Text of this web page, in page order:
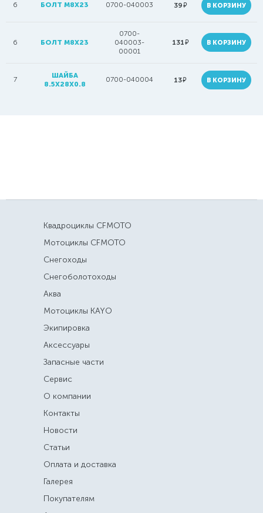
6 БОЛТ M8X23 0700-040003 39руб. В КОРЗИНУ
6 БОЛТ M8X23
0700-
040003-
00001
131руб. В КОРЗИНУ
7
ШАЙБА
8.5X28X0.8
0700-040004 13руб. В КОРЗИНУ
Квадроциклы CFMOTO
Мотоциклы CFMOTO
Снегоходы
Снегоболотоходы
Аква
Мотоциклы KAYO
Экипировка
Аксессуары
Запасные части
Сервис
О компании
Контакты
Новости
Статьи
Оплата и доставка
Галерея
Покупателям